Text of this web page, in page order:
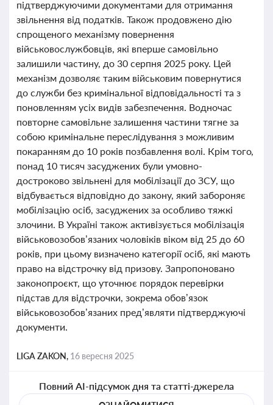
підтверджуючими документами для отримання
звільнення від податків. Також продовжено дію
спрощеного механізму повернення
військовослужбовців, які вперше самовільно
залишили частину, до 30 серпня 2025 року. Цей
механізм дозволяє таким військовим повернутися
до служби без кримінальної відповідальності та з
поновленням усіх видів забезпечення. Водночас
повторне самовільне залишення частини тягне за
собою кримінальне переслідування з можливим
покаранням до 10 років позбавлення волі. Крім того,
понад 10 тисяч засуджених були умовно-
достроково звільнені для мобілізації до ЗСУ, що
відбувається відповідно до закону, який забороняє
мобілізацію осіб, засуджених за особливо тяжкі
злочини. В Україні також активізується мобілізація
військовозобов’язаних чоловіків віком від 25 до 60
років, при цьому визначено категорії осіб, які мають
право на відстрочку від призову. Запропоновано
законопроєкт, що уточнює порядок перевірки
підстав для відстрочки, зокрема обов’язок
військовозобов’язаних пред’являти підтверджуючі
документи.
LIGA ZAKON, 16 вересня 2025
Повний AI-підсумок дня та статті-джерела